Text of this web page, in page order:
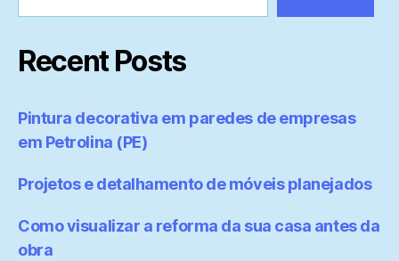
Recent Posts
Pintura decorativa em paredes de empresas
em Petrolina (PE)
Projetos e detalhamento de móveis planejados
Como visualizar a reforma da sua casa antes da
obra